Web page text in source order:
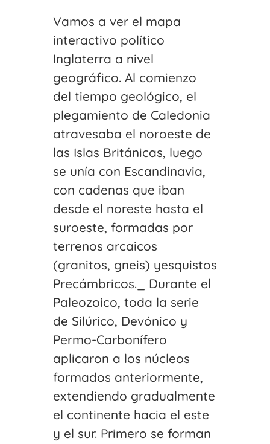
Vamos a ver el mapa
interactivo político
Inglaterra a nivel
geográfico. Al comienzo
del tiempo geológico, el
plegamiento de Caledonia
atravesaba el noroeste de
las Islas Británicas, luego
se unía con Escandinavia,
con cadenas que iban
desde el noreste hasta el
suroeste, formadas por
terrenos arcaicos
(granitos, gneis) yesquistos
Precámbricos._ Durante el
Paleozoico, toda la serie
de Silúrico, Devónico y
Permo-Carbonífero
aplicaron a los núcleos
formados anteriormente,
extendiendo gradualmente
el continente hacia el este
y el sur. Primero se forman